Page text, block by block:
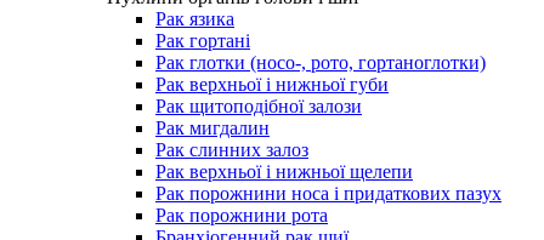
Рак язика
Рак гортані
Рак глотки (носо-, рото, гортаноглотки)
Рак верхньої і нижньої губи
Рак щитоподібної залози
Рак мигдалин
Рак слинних залоз
Рак верхньої і нижньої щелепи
Рак порожнини носа і придаткових пазух
Рак порожнини рота